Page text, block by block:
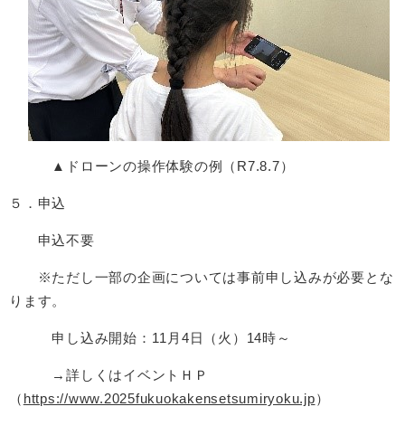
▲ドローンの操作体験の例（R7.8.7）
５．申込
申込不要
※ただし一部の企画については事前申し込みが必要とな
ります。
申し込み開始：11月4日（火）14時～
→詳しくはイベントＨＰ
（ https://www.2025fukuokakensetsumiryoku.jp​）